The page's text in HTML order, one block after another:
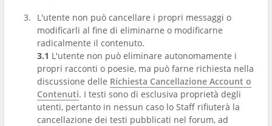
L'utente non può cancellare i propri messaggi o
modificarli al fine di eliminarne o modificarne
radicalmente il contenuto.
3.1 L'utente non può eliminare autonomamente i
propri racconti o poesie, ma può farne richiesta nella
discussione delle Richiesta Cancellazione Account o
Contenuti. I testi sono di esclusiva proprietà degli
utenti, pertanto in nessun caso lo Staff rifiuterà la
cancellazione dei testi pubblicati nel forum, ad